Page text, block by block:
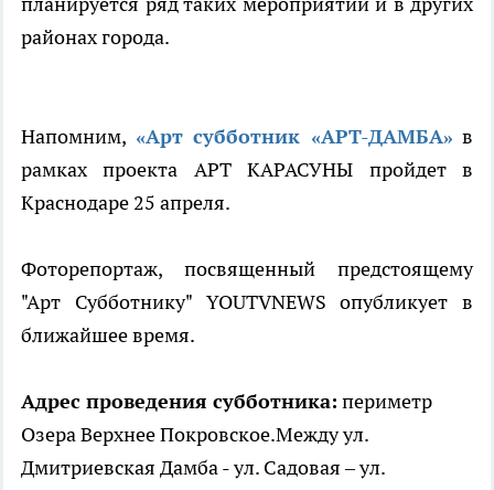
районах города.
Напомним, «Арт субботник «АРТ-ДАМБА» в
рамках проекта АРТ КАРАСУНЫ пройдет в
Краснодаре 25 апреля.
Фоторепортаж, посвященный предстоящему
"Арт Субботнику" YOUTVNEWS опубликует в
ближайшее время.
Адрес проведения субботника: периметр
Озера Верхнее Покровское.Между ул.
Дмитриевская Дамба - ул. Садовая – ул.